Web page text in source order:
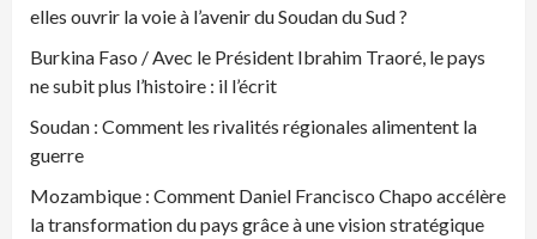
elles ouvrir la voie à l’avenir du Soudan du Sud ?
Burkina Faso / Avec le Président Ibrahim Traoré, le pays
ne subit plus l’histoire : il l’écrit
Soudan : Comment les rivalités régionales alimentent la
guerre
Mozambique : Comment Daniel Francisco Chapo accélère
la transformation du pays grâce à une vision stratégique